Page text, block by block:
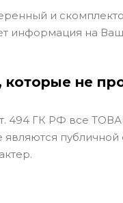
и
информация на
которые не
494 ГК РФ все